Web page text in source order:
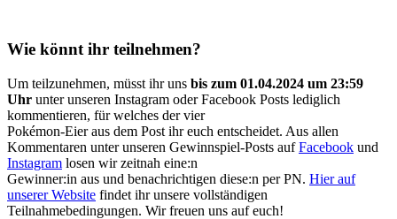
Wie könnt ihr teilnehmen?
Um teilzunehmen, müsst ihr uns bis zum 01.04.2024 um 23:59
Uhr unter unseren Instagram oder Facebook Posts lediglich
kommentieren, für welches der vier
Pokémon-Eier aus dem Post ihr euch entscheidet. Aus allen
Kommentaren unter unseren Gewinnspiel-Posts aufFacebook und
Instagram losen wir zeitnah eine:n
Gewinner:in aus und benachrichtigen diese:n per PN. Hier auf
unserer Website findet ihr unsere vollständigen
Teilnahmebedingungen. Wir freuen uns auf euch!